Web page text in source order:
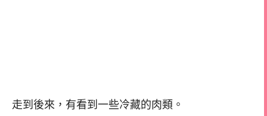
走到後來，有看到一些冷藏的肉類。